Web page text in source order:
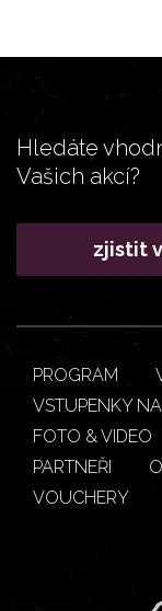
Hledáte
Vašich akcí?
zjistit
PROGRAM
VSTUPENKY
FOTO & VIDEO
PARTNEŘI
VOUCHERY